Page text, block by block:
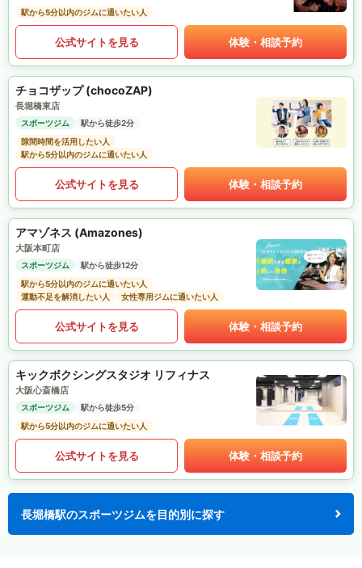
駅から5分以内のジムに通いたい人
公式サイトを見る 体験・相談予約
チョコザップ (chocoZAP)
長堀橋東店
スポーツジム
駅から徒歩2分
隙間時間を活用したい人
駅から5分以内のジムに通いたい人
公式サイトを見る 体験・相談予約
アマゾネス (Amazones)
大阪本町店
スポーツジム
駅から徒歩12分
駅から5分以内のジムに通いたい人
運動不足を解消したい人
女性専用ジムに通いたい人
公式サイトを見る 体験・相談予約
キックボクシングスタジオ リフィナス
大阪心斎橋店
スポーツジム
駅から徒歩5分
駅から5分以内のジムに通いたい人
公式サイトを見る 体験・相談予約
長堀橋駅のスポーツジムを目的別に探す